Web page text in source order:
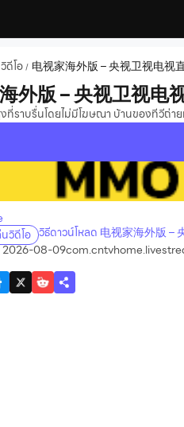
ดีโอ / 电视家海外版 – 央视卫视电视
外版 – 央视卫视电
ที่ราบรื่นโดยไม่มีโฆษณา บ้านของทีวีถ่า
วิดีโอ วิธีดาวน์โหลด 电视家海外版 –
2026-08-09